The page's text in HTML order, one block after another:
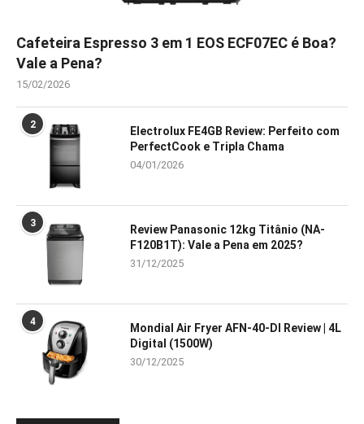
Cafeteira Espresso 3 em 1 EOS ECF07EC é Boa?
Vale a Pena?
15/02/2026
2
Electrolux FE4GB Review: Perfeito com
PerfectCook e Tripla Chama
04/01/2026
3
Review Panasonic 12kg Titânio (NA-
F120B1T): Vale a Pena em 2025?
31/12/2025
4
Mondial Air Fryer AFN-40-DI Review | 4L
Digital (1500W)
30/12/2025